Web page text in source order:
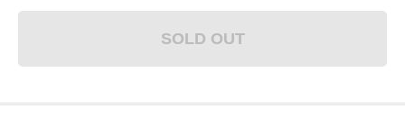
SOLD OUT